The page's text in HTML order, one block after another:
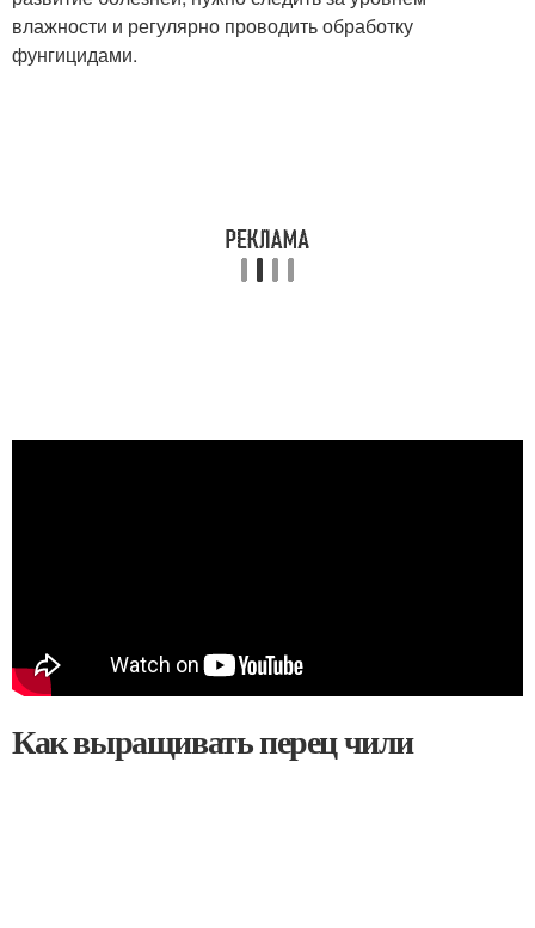
влажности и регулярно проводить обработку
фунгицидами.
Как выращивать перец чили